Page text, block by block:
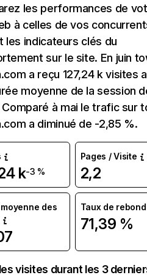
les performances de
à celles de vos
les indicateurs clés du
sur le site. En juin
a reçu 127,24 k visites
moyenne de la session
Comparé à mai le trafic sur
a diminué de -2,85 %.
k-3 %
Pages / Visite
2,2
des
Taux de rebond
71,39 %
visites durant les 3